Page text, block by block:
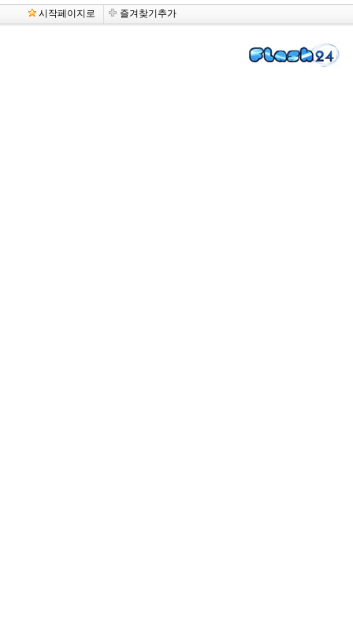
시작페이지로 즐겨찾기추가